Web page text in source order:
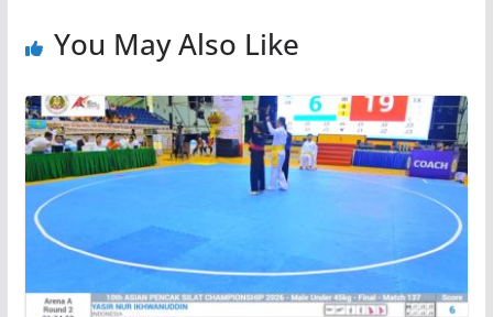
You May Also Like